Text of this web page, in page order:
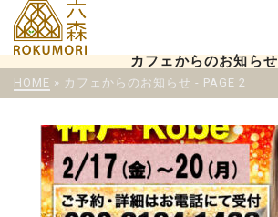
カフェからのお知らせ
HOME » カフェからのお知らせ - PAGE 2